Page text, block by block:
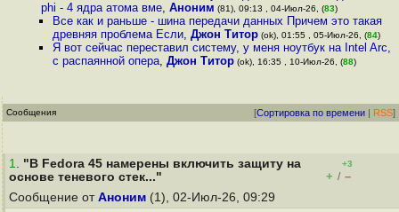
phi - 4 ядра атома вме, Аноним (81), 09:13 , 04-Июл-26, (83)
Все как и раньше - шина передачи данных Причем это такая
древняя проблема Если,Джон Титор (ok), 01:55 , 05-Июл-26, (84)
Я вот сейчас переставил систему, у меня ноутбук на Intel Arc,
с распаянной опера,Джон Титор (ok), 16:35 , 10-Июл-26, (88)
Сообщения [Сортировка по времени | RSS]
1. "В Fedora 45 намерены включить защиту на
основе теневого стек..."
+3
+ / –
Сообщение от Аноним (1), 02-Июл-26, 09:29